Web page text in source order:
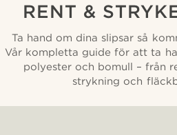
RENT &
Ta hand om dina slipsar så
Vår kompletta guide för att ta
polyester och bomull – från
strykning och